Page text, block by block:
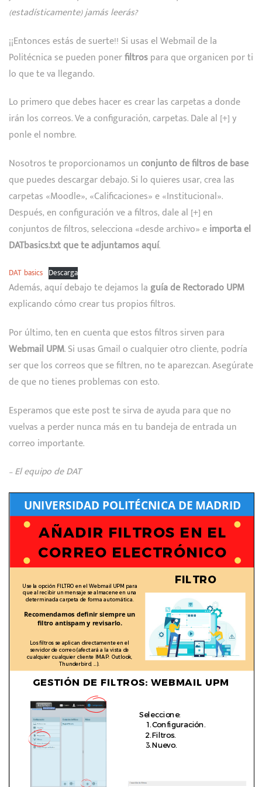
(estadísticamente) jamás leerás?
¡¡Entonces estás de suerte!! Si usas el Webmail de la
Politécnica se pueden ponerfiltrospara que organicen por ti
lo que te va llegando.
Lo primero que debes hacer es crear las carpetas a donde
irán los correos. Ve a configuración, carpetas. Dale al [+] y
ponle el nombre.
Nosotros te proporcionamos unconjunto de filtros de base
que puedes descargar debajo. Si lo quieres usar, crea las
carpetas «Moodle», «Calificaciones» e «Institucional».
Después, en configuración ve a filtros, dale al [+] en
conjuntos de filtros, selecciona «desde archivo» eimporta el
DATbasics.txt que te adjuntamos aquí.
DAT basics Descarga
Además, aquí debajo te dejamos laguía de Rectorado UPM
explicando cómo crear tus propios filtros.
Por último, ten en cuenta que estos filtros sirven para
Webmail UPM. Si usas Gmail o cualquier otro cliente, podría
ser que los correos que se filtren, no te aparezcan. Asegúrate
de que no tienes problemas con esto.
Esperamos que este post te sirva de ayuda para que no
vuelvas a perder nunca más en tu bandeja de entrada un
correo importante.
– El equipo de DAT